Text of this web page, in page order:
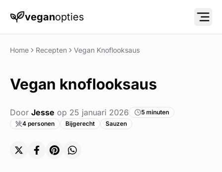
veganopties Menu
Home Recepten Vegan Knoflooksaus
Vegan knoflooksaus
Door Jesse op 25 januari 2026
5 minuten
4 personen
Bijgerecht Sauzen
Delen op X (Twitter)
Delen op Facebook
Delen op Pinterest
Delen op WhatsApp